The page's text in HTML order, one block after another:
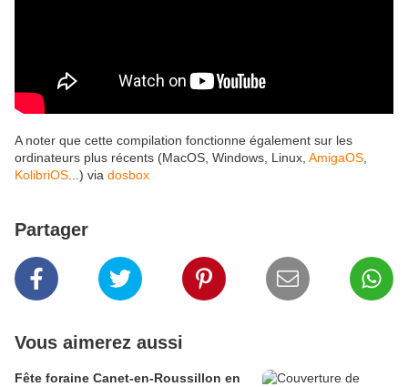
A noter que cette compilation fonctionne également sur les
ordinateurs plus récents (MacOS, Windows, Linux, AmigaOS
KolibriOS ...) via dosbox
Partager
Vous aimerez aussi
Fête foraine Canet-en-Roussillon en